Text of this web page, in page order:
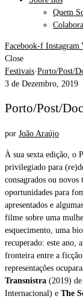
Quem
Facebook-f Instagram
Close
Festivais·Porto/Post/
3 de Dezembro, 2019
Porto/Post/
por João Araújo
À sua sexta edição, o
privilegiado para
consagrados ou
oportunidades para
apresentados e
filme sobre uma
esquecimento, uma
recuperado: este ano,
fronteira entre a ficção
representações
Transnistra (2019)
Internacional) e The